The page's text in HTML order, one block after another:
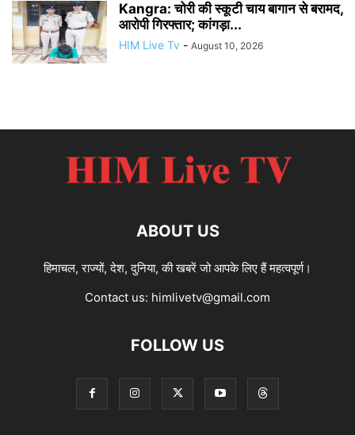
Kangra: चोरी की स्कूटी चाय बागान से बरामद,
आरोपी गिरफ्तार; कांगड़ा...
HIM Live Tv - August 10, 2026
ABOUT US
हिमाचल, राज्यों, देश, दुनिया, की खबरें जो आपके लिए हैं महत्वपूर्ण।
Contact us: himlivetv@gmail.com
FOLLOW US